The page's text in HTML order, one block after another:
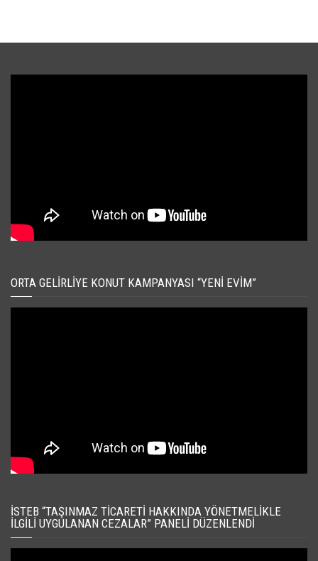
ORTA GELIRLIYE KONUT KAMPANYASI “YENI EVIM”
İSTEB “TAŞINMAZ TICARETI HAKKINDA YÖNETMELIKLE
İLGILI UYGULANAN CEZALAR” PANELI DÜZENLENDI